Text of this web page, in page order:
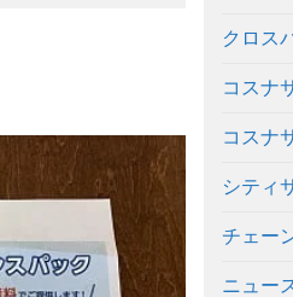
クロス
コスナ
コスナ
シティ
チェー
ニュー